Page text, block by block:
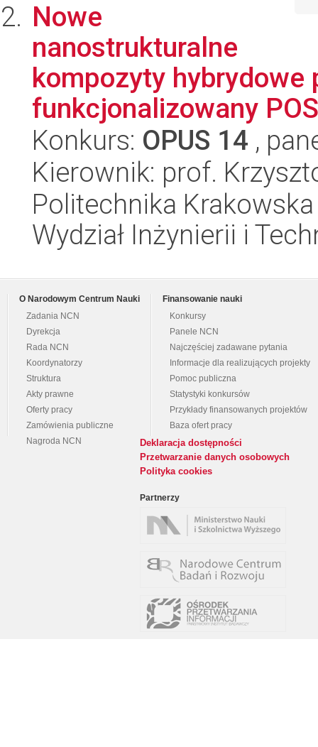
Nowe
nanostrukturalne
kompozyty
funkcjonalizowany
Konkurs: OPUS 14 ,
Kierownik: prof.
Politechnika
Wydział Inżynierii i
O Narodowym Centrum Nauki
Zadania NCN
Dyrekcja
Rada NCN
Koordynatorzy
Struktura
Akty prawne
Oferty pracy
Zamówienia publiczne
Nagroda NCN
Finansowanie nauki
Konkursy
Panele NCN
Najczęściej zadawane pytania
Informacje dla realizujących projekty
Pomoc publiczna
Statystyki konkursów
Przykłady finansowanych projektów
Baza ofert pracy
Deklaracja dostępności
Przetwarzanie danych osobowych
Polityka cookies
Partnerzy